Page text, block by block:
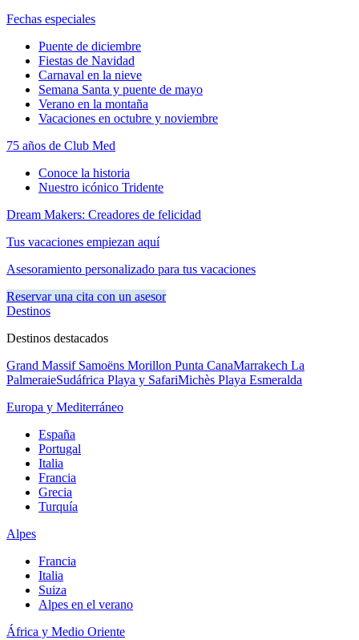
Fechas especiales
Puente de diciembre
Fiestas de Navidad
Carnaval en la nieve
Semana Santa y puente de mayo
Verano en la montaña
Vacaciones en octubre y noviembre
75 años de Club Med
Conoce la historia
Nuestro icónico Tridente
Dream Makers: Creadores de felicidad
Tus vacaciones empiezan aquí
Asesoramiento personalizado para tus vacaciones
Reservar una cita con un asesor
Destinos
Destinos destacados
Grand Massif Samoëns Morillon Punta CanaMarrakech La
PalmeraieSudáfrica Playa y SafariMichès Playa Esmeralda
Europa y Mediterráneo
España
Portugal
Italia
Francia
Grecia
Turquía
Alpes
Francia
Italia
Suiza
Alpes en el verano
África y Medio Oriente